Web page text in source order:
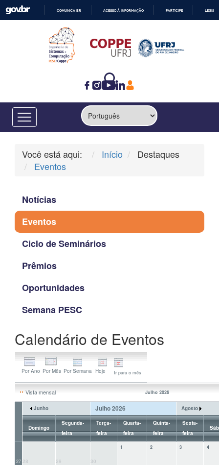
CONTEÚDO
COMUNICA BR ACESSO À INFORMAÇÃO PARTICIPE
Você está aqui: Início
Destaques
Eventos
Notícias
Eventos
Ciclo de Seminários
Prêmios
Oportunidades
Semana PESC
Calendário de Eventos
Ir para o mês
Vista mensal Julho 2026
Junho Julho 2026 Agosto
Domingo
Segunda-
feira
Terça-
feira
Quarta-
feira
Quinta-
feira
Sexta-
feira
27 28 29 30
1 2 3 4